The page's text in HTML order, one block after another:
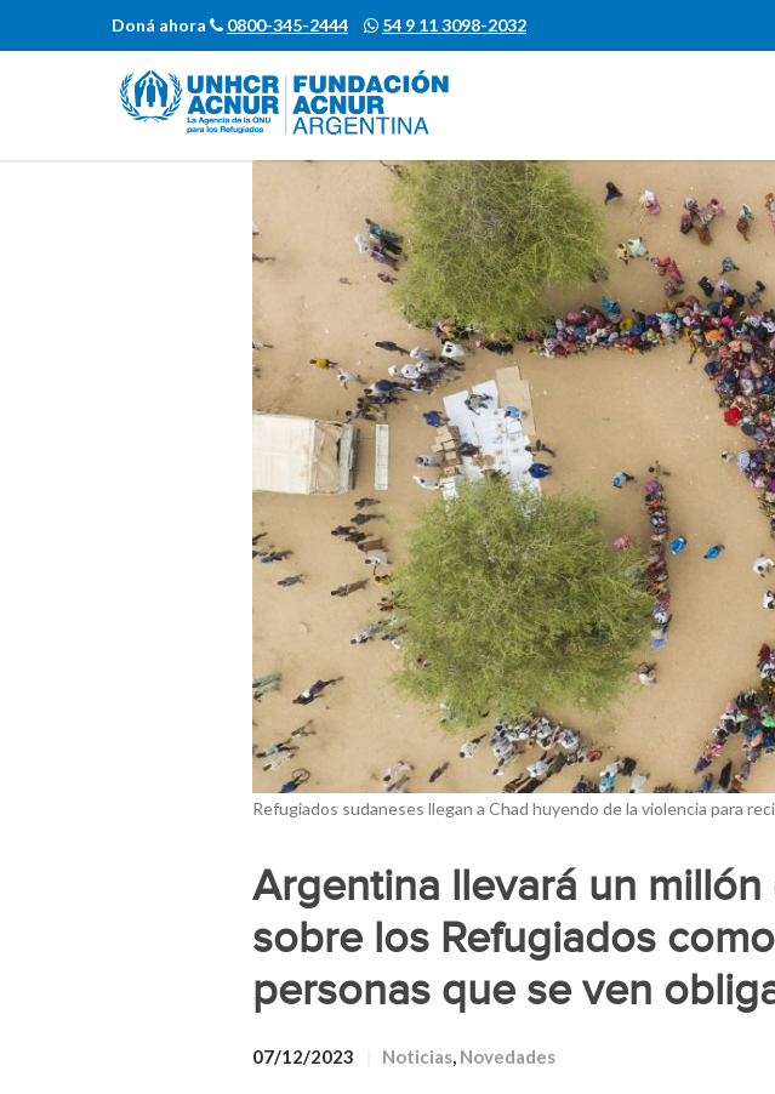
Doná ahora 0800-345-2444 54 9 11 3098-2032
Refugiados sudaneses llegan a Chad huyendo de la violencia para
Argentina llevará un millón
sobre los Refugiados
personas que se ven
07/12/2023 Noticias, Novedades